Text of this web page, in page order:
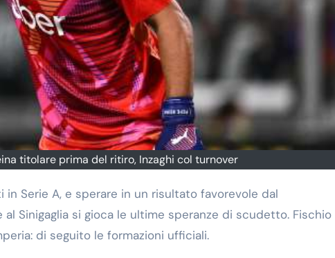
titolare prima del ritiro, Inzaghi col turnover
al Sinigaglia si gioca le ultime speranze di scudetto. Fischio
di seguito le formazioni ufficiali.